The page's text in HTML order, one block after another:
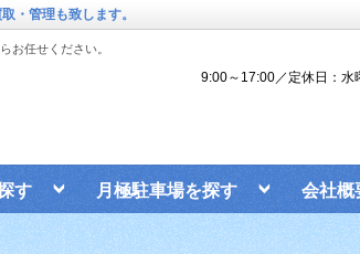
・管理も致します。
お任せください。
9:00～17:00／定休日：水
す 月極駐車場を探す 会社概